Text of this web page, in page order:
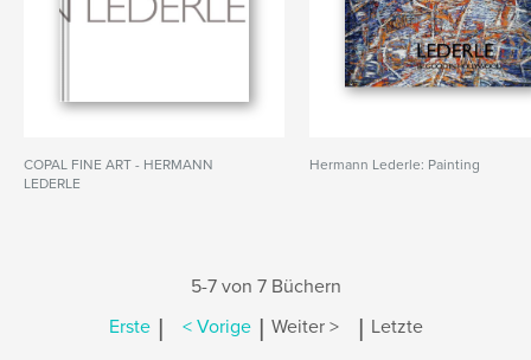
COPAL FINE ART - HERMANN
LEDERLE
Hermann Lederle: Painting
5-7 von 7 Büchern
Erste | < Vorige | Weiter > | Letzte